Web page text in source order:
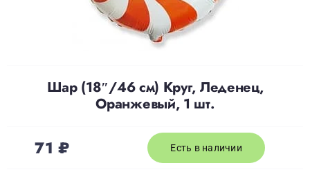
Шар (18″/46 см) Круг, Леденец,
Оранжевый, 1 шт.
71₽ Есть в наличии